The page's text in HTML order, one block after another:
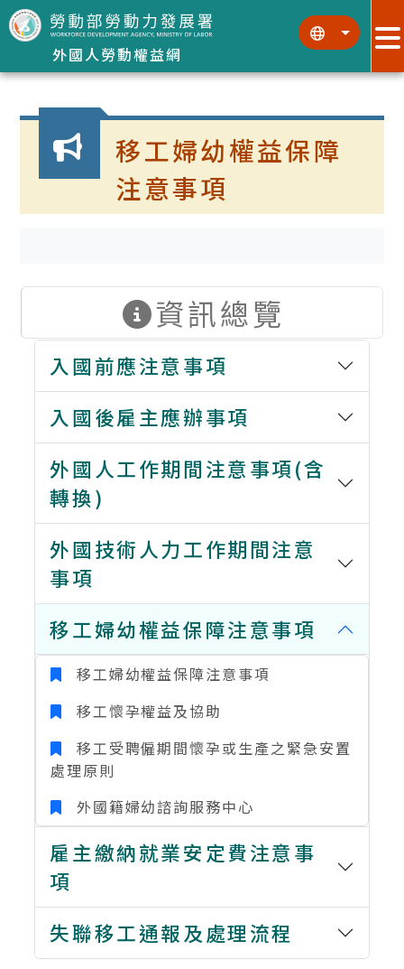
跳到主要內容區塊
外國人勞動權益網
::: :::
:::
移工婦幼權益保障
注意事項
資訊總覽
入國前應注意事項
入國後雇主應辦事項
外國人工作期間注意事項(含
轉換)
外國技術人力工作期間注意
事項
移工婦幼權益保障注意事項
移工婦幼權益保障注意事項
移工懷孕權益及協助
移工受聘僱期間懷孕或生產之緊急安置
處理原則
外國籍婦幼諮詢服務中心
雇主繳納就業安定費注意事
項
失聯移工通報及處理流程